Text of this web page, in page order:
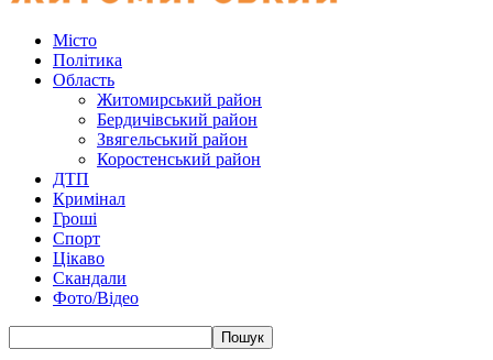
Місто
Політика
Область
Житомирський район
Бердичівський район
Звягельський район
Коростенський район
ДТП
Кримінал
Гроші
Спорт
Цікаво
Скандали
Фото/Відео